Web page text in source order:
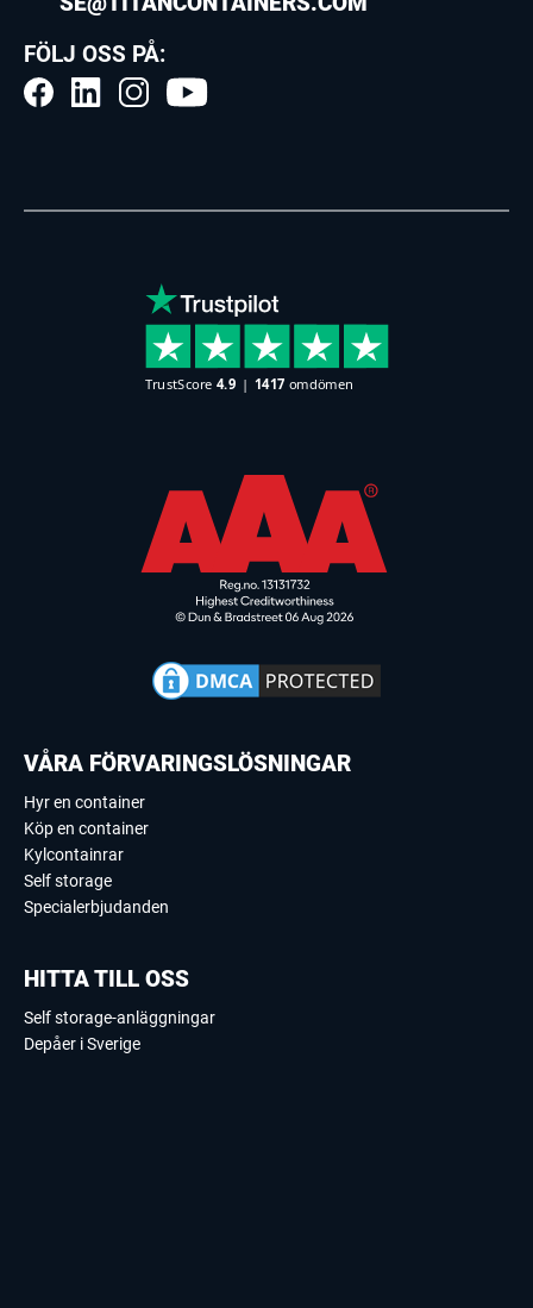
FÖLJ OSS PÅ:
VÅRA FÖRVARINGSLÖSNINGAR
Hyr en container
Köp en container
Kylcontainrar
Self storage
Specialerbjudanden
HITTA TILL OSS
Self storage-anläggningar
Depåer i Sverige